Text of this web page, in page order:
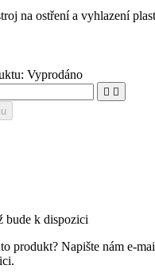
na ostření a vyhlazení
Vyprodáno
 
bude k dispozici
produkt? Napište nám e-